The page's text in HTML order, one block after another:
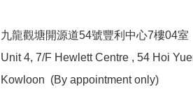
九龍觀塘開源道54號豐利中心7樓04室
Unit 4, 7/F Hewlett Centre , 54 Hoi
Kowloon  (By appointment only)